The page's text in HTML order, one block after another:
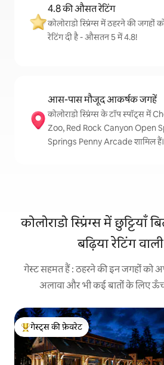
4.8 की औसत रेटिंग
कोलोराडो स्प्रिंग्स में ठहरने की जगहों
रेटिंग दी है - औसतन 5 में 4.8!
आस-पास मौजूद आकर्षक जगहें
कोलोराडो स्प्रिंग्स के टॉप स्पॉट्स में
Zoo, Red Rock Canyon Open
Springs Penny Arcade शामिल हैं।
कोलोराडो स्प्रिंग्स में
बढ़िया रेटिंग
गेस्ट सहमत हैं : ठहरने की इन जगहों को
अलावा और भी कई बातों के लिए
गेस्ट्स का टॉप फ़ेवरेट
गेस्ट्स की फ़ेवरेट